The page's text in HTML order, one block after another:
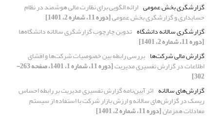
گزارشگری بخش عمومی ارائه الگویی برای نظارت مالی هوشمند در نظام
حسابداری و گزارشگری بخش عمومی[دوره 11، شماره 2، 1401]
گزارشگری سالانه دانشگاه تدوین چارچوب گزارشگری سالانه دانشگاه‌ها
[دوره 11، شماره 2، 1401]
گزارش مالی شرکت‌ها بررسی رابطه بین خصوصیات شرکت‌ها و افشای
اطلاعات در گزارش تفسیری مدیریت [دوره 11، شماره 1، 1401، صفحه 263-
302]
گزارش‌های سالانه اثر آیین‌نامه گزارش تفسیری مدیریت بر رابطه احساس
ریسک در گزارش‌های سالانه و ارزش بازار شرکت با استفاده از سیستم
معادلات همزمان[دوره 11، شماره 2، 1401]